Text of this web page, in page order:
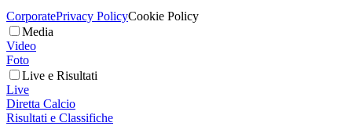
CorporatePrivacy PolicyCookie Policy
Media
Video
Foto
Live e Risultati
Live
Diretta Calcio
Risultati e Classifiche